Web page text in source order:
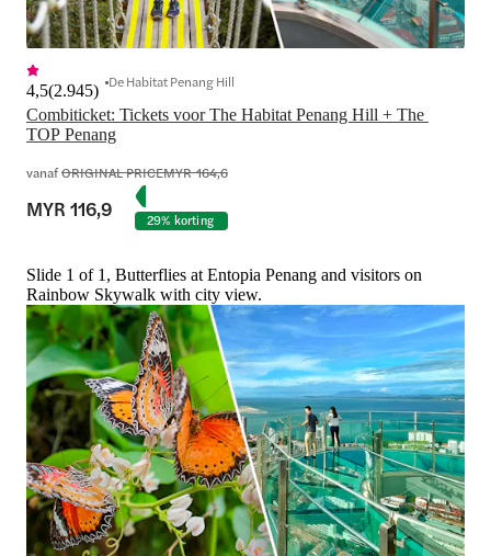
Combiticket: Tickets voor The Habitat Penang Hill + The
TOP Penang
4,5(2.945) De Habitat Penang Hill
vanafORIGINAL PRICEMYR 164,6
MYR 116,9 29% korting
Slide 1 of 1, Butterflies at Entopia Penang and visitors on
Rainbow Skywalk with city view.